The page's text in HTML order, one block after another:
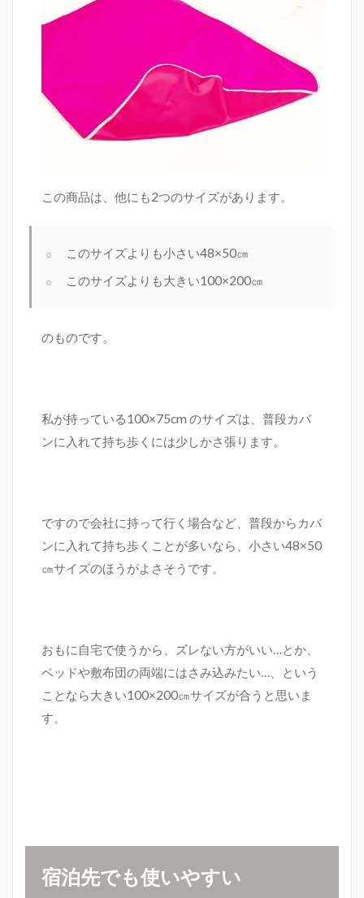
この商品は、他にも2つのサイズがあります。
このサイズよりも小さい48×50㎝
このサイズよりも大きい100×200㎝
のものです。
私が持っている100×75cm のサイズは、普段カバ
ンに入れて持ち歩くには少しかさ張ります。
ですので会社に持って行く場合など、普段からカバ
ンに入れて持ち歩くことが多いなら、小さい48×50
㎝サイズのほうがよさそうです。
おもに自宅で使うから、ズレない方がいい…とか、
ベッドや敷布団の両端にはさみ込みたい…、という
ことなら大きい100×200㎝サイズが合うと思いま
す。
宿泊先でも使いやすい